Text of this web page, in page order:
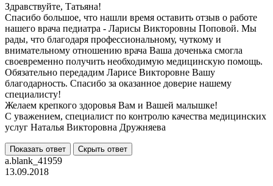
Здравствуйте, Татьяна!
Спасибо большое, что нашли время оставить отзыв о работе
нашего врача педиатра - Ларисы Викторовны Поповой. Мы
рады, что благодаря профессиональному, чуткому и
внимательному отношению врача Ваша доченька смогла
своевременно получить необходимую медицинскую помощь.
Обязательно передадим Ларисе Викторовне Вашу
благодарность. Спасибо за оказанное доверие нашему
специалисту!
Желаем крепкого здоровья Вам и Вашей малышке!
С уважением, специалист по контролю качества медицинских
услуг Наталья Викторовна Дружняева
Показать ответ Скрыть ответ
a.blank_41959
13.09.2018